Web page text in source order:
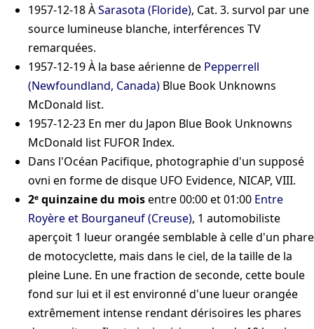
1957-12-18ÀSarasota (Floride), Cat. 3. survol par une
source lumineuse blanche, interférences TV
remarquées.
1957-12-19À la base aérienne de Pepperrell
(Newfoundland, Canada) Blue Book Unknowns
McDonald list.
1957-12-23 En mer du Japon Blue Book Unknowns
McDonald list FUFOR Index.
Dans l'Océan Pacifique, photographie d'un supposé
ovni en forme de disque UFO Evidence, NICAP, VIII.
2ᵉ quinzaine du moisentre 00:00 et 01:00 Entre
Royère et Bourganeuf (Creuse), 1 automobiliste
aperçoit 1 lueur orangée semblable à celle d'un phare
de motocyclette, mais dans le ciel, de la taille de la
pleine Lune. En une fraction de seconde, cette boule
fond sur lui et il est environné d'une lueur orangée
extrêmement intense rendant dérisoires les phares